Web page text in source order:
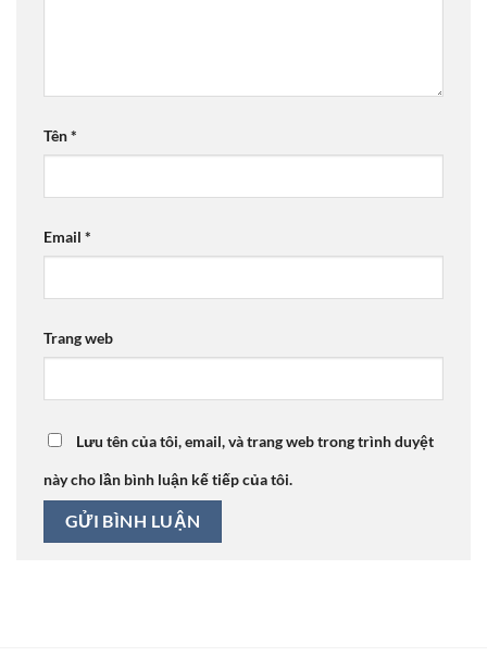
Tên*
Email *
Trang web
Lưu tên của tôi, email, và trang web trong trình duyệt
này cho lần bình luận kế tiếp của tôi.